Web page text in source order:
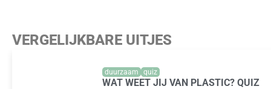
VERGELIJKBARE UITJES
duurzaam quiz
WAT WEET JIJ VAN PLASTIC? QUIZ